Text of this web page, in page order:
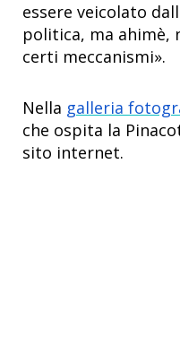
essere veicolato
politica, ma ahimè,
certi meccanismi».
Nella galleria
che ospita la
sito internet.